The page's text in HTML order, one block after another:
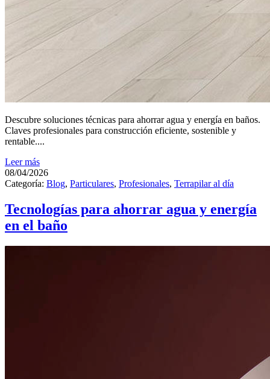
Descubre soluciones técnicas para ahorrar agua y energía en baños.
Claves profesionales para construcción eficiente, sostenible y
rentable....
Leer más
08/04/2026
Categoría: Blog, Particulares, Profesionales, Terrapilar al día
Tecnologías para ahorrar agua y energía
en el baño